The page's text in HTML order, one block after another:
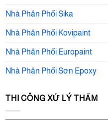
Nhà Phân Phối Sika
Nhà Phân Phối Kovipaint
Nhà Phân Phối Europaint
Nhà Phân Phối Sơn Epoxy
THI CÔNG XỬ LÝ THẤM